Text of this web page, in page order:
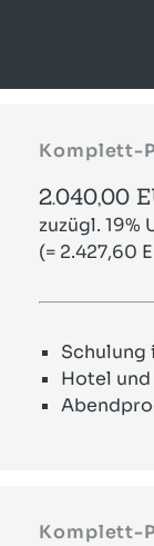
Komplett-
2.040,00
zuzügl. 19%
(= 2.427,60
Schulung
Hotel
Komplett-